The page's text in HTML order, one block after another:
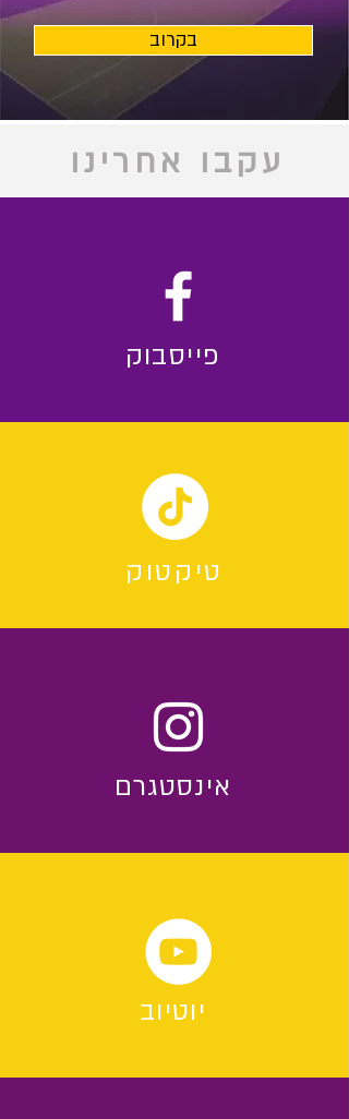
בקרוב
עקבו אחרינו
פייסבוק
טיקטוק
אינסטגרם
יוטיוב